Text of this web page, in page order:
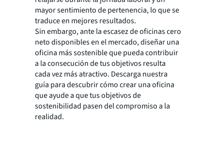
mayor sentimiento de pertenencia, lo que se
traduce en mejores resultados.
Sin embargo, ante la escasez de oficinas cero
neto disponibles en el mercado, diseñar una
oficina más sostenible que pueda contribuir
a la consecución de tus objetivos resulta
cada vez más atractivo. Descarga nuestra
guía para descubrir cómo crear una oficina
que ayude a que tus objetivos de
sostenibilidad pasen del compromiso a la
realidad.